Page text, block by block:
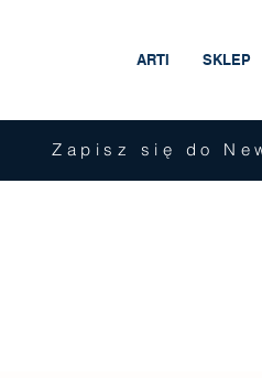
ARTI SKLEP
Zapisz się do